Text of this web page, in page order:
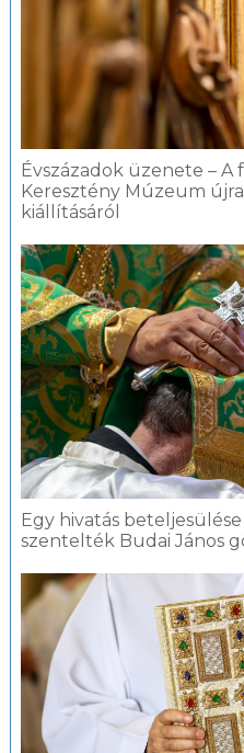
Évszázadok üzenete –
Keresztény Múzeum
kiállításáról
Egy hivatás
szentelték Budai János